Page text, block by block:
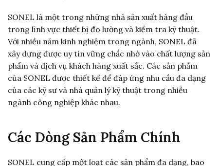
SONEL là một trong những nhà sản xuất hàng đầu
trong lĩnh vực thiết bị đo lường và kiểm tra kỹ thuật.
Với nhiều năm kinh nghiệm trong ngành, SONEL đã
xây dựng được uy tín vững chắc nhờ vào chất lượng sản
phẩm và dịch vụ khách hàng xuất sắc. Các sản phẩm
của SONEL được thiết kế để đáp ứng nhu cầu đa dạng
của các kỹ sư và nhà quản lý kỹ thuật trong nhiều
ngành công nghiệp khác nhau.
Các Dòng Sản Phẩm Chính
SONEL cung cấp một loạt các sản phẩm đa dạng, bao